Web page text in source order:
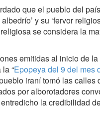
que el pueblo del
y su ‘fervor
se considera la
emitidas al inicio de
“Epopeya del 9 del mes
iraní tomó las calles
por alborotadores
la credibilidad